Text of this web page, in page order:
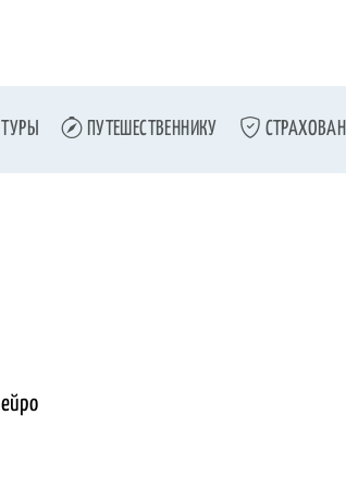
ТУРЫ ПУТЕШЕСТВЕННИКУ